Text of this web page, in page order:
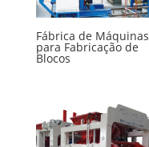
Fábrica de Máquinas
para Fabricação de
Blocos